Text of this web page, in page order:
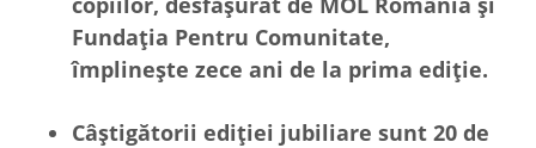
Fundația Pentru Comunitate,
împlinește zece ani de la prima ediție.
Câștigătorii ediției jubiliare sunt 20 de